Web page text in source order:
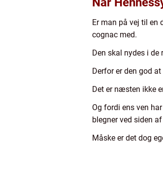
Er man på vej til en
cognac med.
Den skal nydes i
Derfor er den god
Det er næsten ikke
Og fordi ens ven
blegner ved siden
Måske er det dog